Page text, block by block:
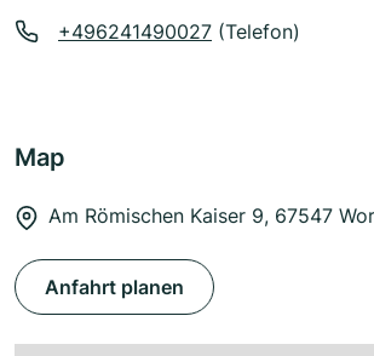
+496241490027 (Telefon)
Map
Am Römischen Kaiser 9, 67547
Anfahrt planen